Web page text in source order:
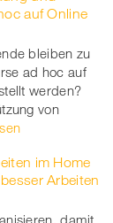
auf Online
bleiben zu
ad hoc auf
werden?
von
im Home
Arbeiten
damit